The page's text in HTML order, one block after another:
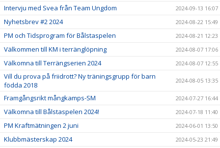
Intervju med Svea från Team Ungdom 2024-09-13 16:07
Nyhetsbrev #2 2024 2024-08-22 15:49
PM och Tidsprogram för Bålstaspelen 2024-08-21 12:23
Välkommen till KM i terränglöpning 2024-08-07 17:06
Välkomna till Terrängserien 2024 2024-08-07 12:55
Vill du prova på friidrott? Ny träningsgrupp för barn
födda 2018
2024-08-05 13:35
Framgångsrikt mångkamps-SM 2024-07-27 16:44
Välkomna till Bålstaspelen 2024! 2024-07-18 11:40
PM Kraftmätningen 2 juni 2024-06-01 13:50
Klubbmästerskap 2024 2024-05-23 21:49